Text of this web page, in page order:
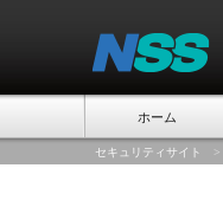
ホーム
セキュリティサイト >